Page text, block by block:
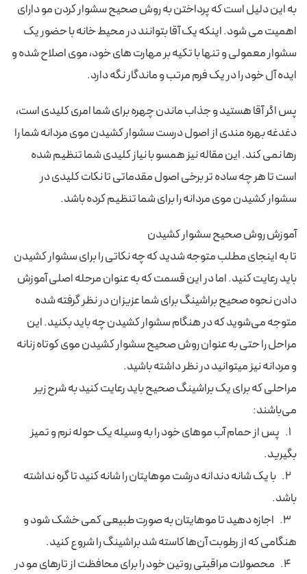
به این دلیل است که پرداختن به روش صحیح سشوار کردن مو دارای
اهمیت می شود. اینکه یک آقا بتوانند در محیط خانه با حضور یک
سشوار معمولی و تنها با تکیه بر مهارت‌ های خود، موی اصلاح شده و
ایده آل خود را در یک فرم مرتب و ماندگار نگه دارد.
پس اگر آقا هستید و جذاب ماندن چهره برای شما امری کلیدی است،
دغدغه بهره ‌مندی از اصول درست سشوار کشیدن موی مردانه شما را
رها نمی ‌کند. این مقاله نیز همسو با نیاز کلیدی شما تنظیم شده
است تا هر چه ساده تر برخی اصول مقدماتی تا نکات کلیدی در
سشوار کشیدن موی مردانه را برای شما تنظیم کرده باشد.
آموزش روش صحیح سشوار کشیدن
تا به اینجای مطلب متوجه شدید که چه نکاتی را برای سشوار کشیدن
باید رعایت کنید. اما در این قسمت که به عنوان مرحله اصلی آموزش
دادن نحوه صحیح براشینگ برای شما عزیزان در نظر گرفته شده
متوجه می‌شوید که در هنگام سشوار کشیدن چه باید بکنید. این
مراحل را حتی به عنوان روش صحیح سشوار کشیدن موی کوتاه زنانه
و مردانه نیز میتوانید در نظر داشته باشید.
مراحلی که برای یک براشینگ صحیح باید رعایت کنید به شرح زیر
می‌باشند:
1. پس از حمام آب موهای خود را به وسیله یک حوله نرم و تمیز
بگیرید.
2. با یک شانه دندانه درشت موهایتان را شانه کنید تا گره نداشته
باشد.
3. اجازه دهید تا موهایتان به صورت طبیعی کمی خشک شود و
هنگامی که از رطوبت آن‌ها کاسته شد براشینگ را شروع کنید.
4. محصولات مراقبتی روتین خود را برای محافظت از تارهای مو در